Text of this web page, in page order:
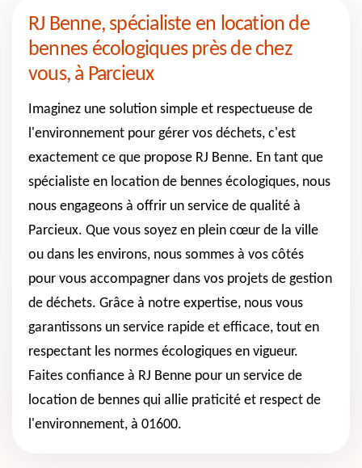
RJ Benne, spécialiste en location de
bennes écologiques près de chez
vous, à Parcieux
Imaginez une solution simple et respectueuse de
l'environnement pour gérer vos déchets, c'est
exactement ce que propose RJ Benne. En tant que
spécialiste en location de bennes écologiques, nous
nous engageons à offrir un service de qualité à
Parcieux. Que vous soyez en plein cœur de la ville
ou dans les environs, nous sommes à vos côtés
pour vous accompagner dans vos projets de gestion
de déchets. Grâce à notre expertise, nous vous
garantissons un service rapide et efficace, tout en
respectant les normes écologiques en vigueur.
Faites confiance à RJ Benne pour un service de
location de bennes qui allie praticité et respect de
l'environnement, à 01600.